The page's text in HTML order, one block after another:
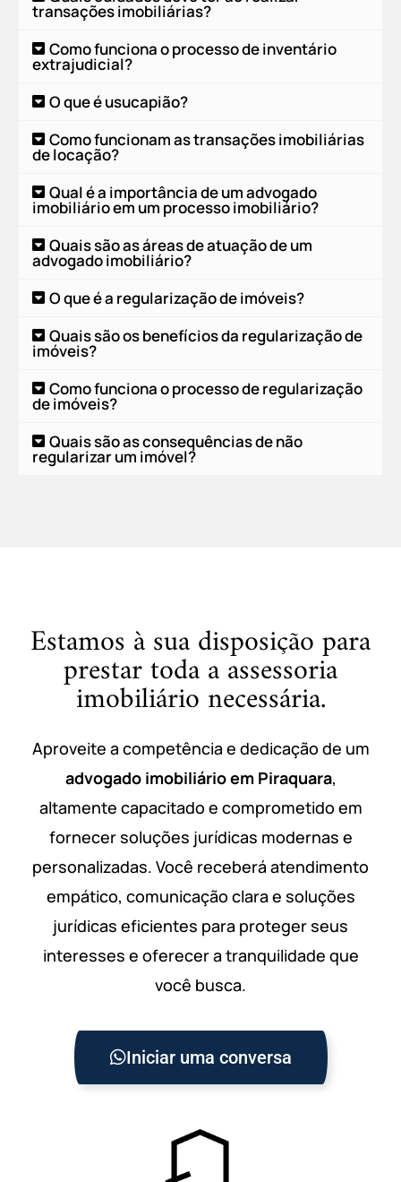
transações imobiliárias?
Como funciona o processo de inventário
extrajudicial?
O que é usucapião?
Como funcionam as transações imobiliárias
de locação?
Qual é a importância de um advogado
imobiliário em um processo imobiliário?
Quais são as áreas de atuação de um
advogado imobiliário?
O que é a regularização de imóveis?
Quais são os benefícios da regularização de
imóveis?
Como funciona o processo de regularização
de imóveis?
Quais são as consequências de não
regularizar um imóvel?
Estamos à sua disposição para
prestar toda a assessoria
imobiliário necessária.
Aproveite a competência e dedicação de um
advogado imobiliário em Piraquara,
altamente capacitado e comprometido em
fornecer soluções jurídicas modernas e
personalizadas. Você receberá atendimento
empático, comunicação clara e soluções
jurídicas eficientes para proteger seus
interesses e oferecer a tranquilidade que
você busca.
Iniciar uma conversa